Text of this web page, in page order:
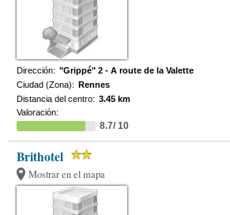
Dirección: "Grippé" 2 - A route de la Valette
Ciudad (Zona): Rennes
Distancia del centro: 3.45 km
Valoración:
8.7/ 10
Brithotel
Mostrar en el mapa